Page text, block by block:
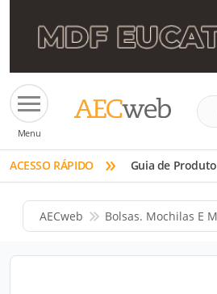
Menu
etc
ACESSO RÁPIDO » Guia de
AECweb Bolsas. Mochilas E